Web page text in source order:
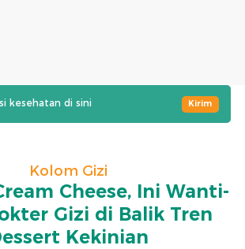
kesehatan di sini Kirim
Kolom Gizi
Cheese, Ini Wanti-
Gizi di Balik Tren
Kekinian